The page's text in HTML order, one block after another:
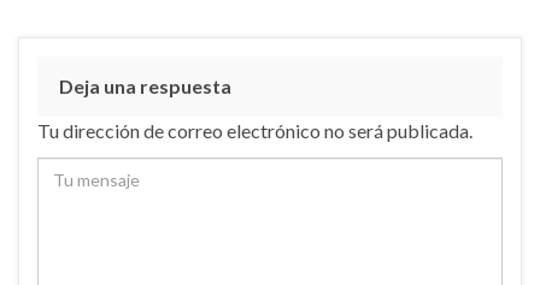
Deja una respuesta
Tu dirección de correo electrónico no será publicada.